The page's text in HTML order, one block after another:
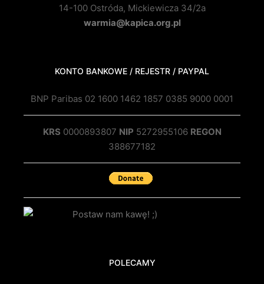
14-100 Ostróda, Mickiewicza 34/2a
warmia@kapica.org.pl
KONTO BANKOWE / REJESTR / PAYPAL
BNP Paribas 02 1600 1462 1857 0385 9000 0001
KRS 0000893807 NIP 5272955106 REGON
388677182
POLECAMY